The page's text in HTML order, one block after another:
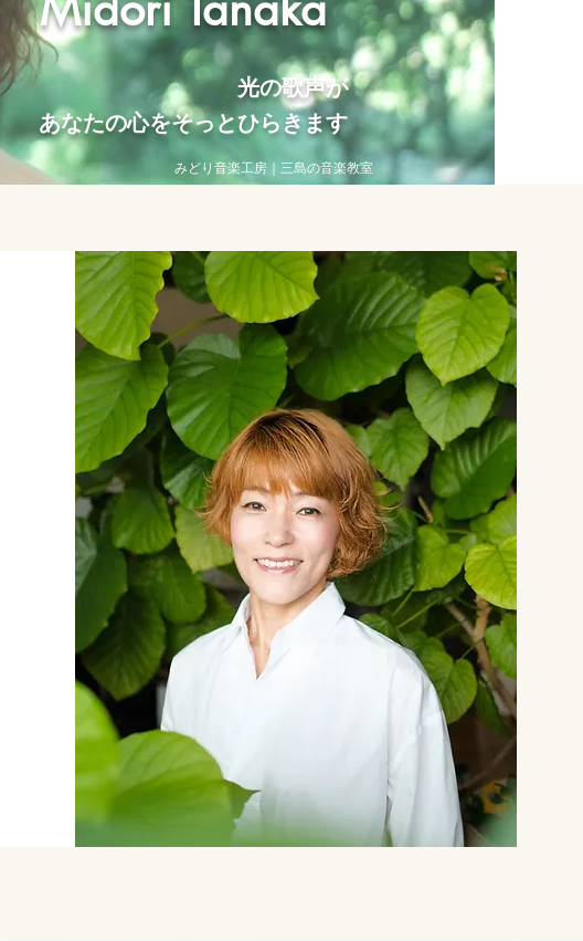
光の歌声が
あなたの心をそっとひらきます
みどり音楽工房｜三島の音楽教室